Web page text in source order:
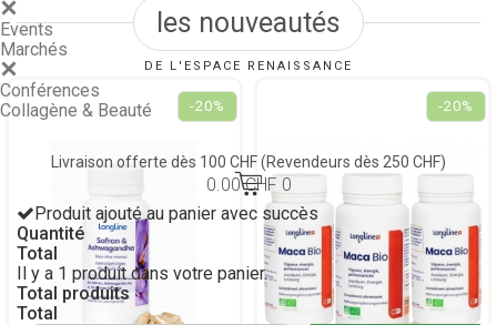
Events
Marchés
Conférences
Collagène & Beauté
Livraison offerte dès 100 CHF(Revendeurs dès 250 CHF)
0.00 CHF 0
Produit ajouté au panier avec succès
Quantité
Total
Il y a 1 produit dans votre panier.
Total produits
Total
les nouveautés
DE L'ESPACE RENAISSANCE
-20% -20%